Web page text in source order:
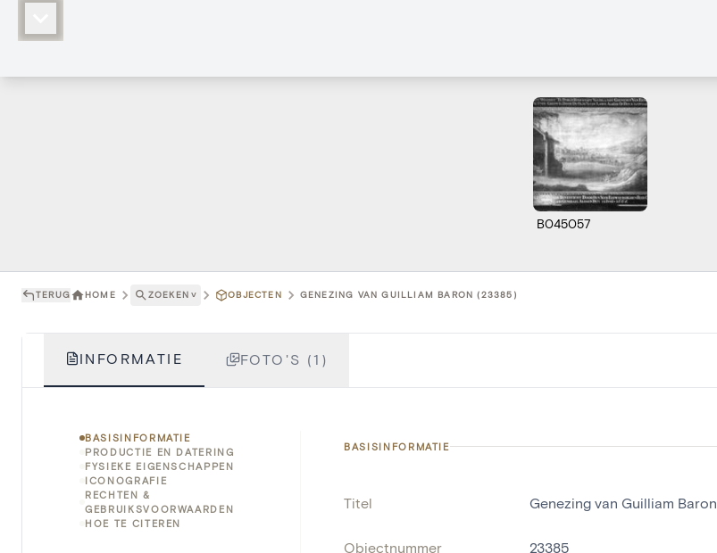
B045057
TERUG HOME ZOEKEN ˅ OBJECTEN GENEZING VAN GUILLIAM BARON (23385)
INFORMATIE FOTO'S (1)
BASISINFORMATIE
PRODUCTIE EN DATERING
FYSIEKE EIGENSCHAPPEN
ICONOGRAFIE
RECHTEN &
GEBRUIKSVOORWAARDEN
HOE TE CITEREN
BASISINFORMATIE
Titel Genezing van Guilliam Baron
Objectnummer 23385